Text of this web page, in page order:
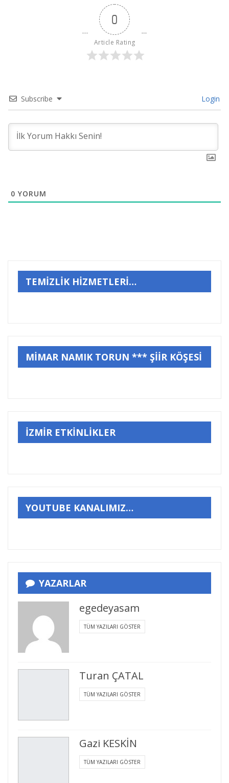
0
Article Rating
Subscribe Login
0 YORUM
TEMİZLİK HİZMETLERİ…
MİMAR NAMIK TORUN *** ŞİİR KÖŞESİ
İZMİR ETKİNLİKLER
YOUTUBE KANALIMIZ…
YAZARLAR
egedeyasam
TÜM YAZILARI GÖSTER
Turan ÇATAL
TÜM YAZILARI GÖSTER
Gazi KESKİN
TÜM YAZILARI GÖSTER